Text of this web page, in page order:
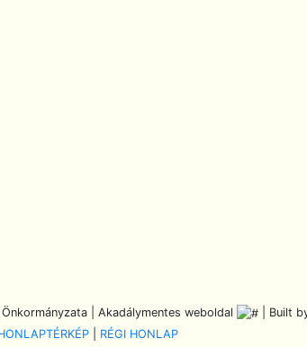
| Akadálymentes weboldal
| Built
| RÉGI HONLAP